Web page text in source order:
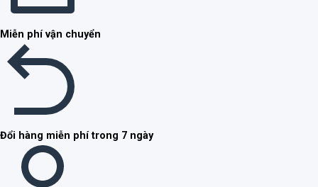
Miễn phí vận chuyển
Đổi hàng miễn phí trong 7 ngày